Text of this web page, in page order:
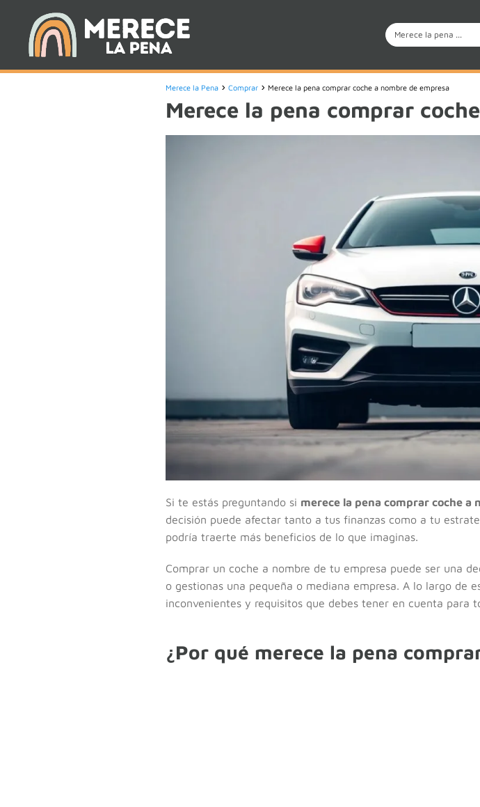
Merece la Pena Comprar Merece la pena comprar coche a nombre de empresa
Merece la pena comprar
Si te estás preguntando si merece la pena comprar coche a
decisión puede afectar tanto a tus finanzas como a tu
podría traerte más beneficios de lo que imaginas.
Comprar un coche a nombre de tu empresa puede ser una
o gestionas una pequeña o mediana empresa. A lo largo de
inconvenientes y requisitos que debes tener en cuenta para
¿Por qué merece la pena